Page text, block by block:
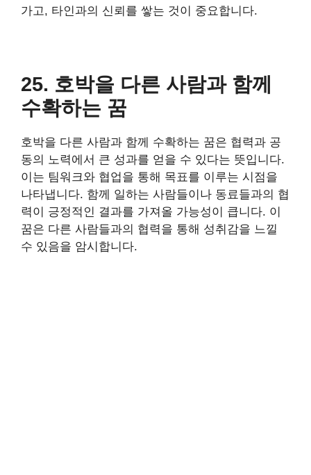
가고, 타인과의 신뢰를 쌓는 것이 중요합니다.
25. 호박을 다른 사람과 함께
수확하는 꿈
호박을 다른 사람과 함께 수확하는 꿈은 협력과 공
동의 노력에서 큰 성과를 얻을 수 있다는 뜻입니다.
이는 팀워크와 협업을 통해 목표를 이루는 시점을
나타냅니다. 함께 일하는 사람들이나 동료들과의 협
력이 긍정적인 결과를 가져올 가능성이 큽니다. 이
꿈은 다른 사람들과의 협력을 통해 성취감을 느낄
수 있음을 암시합니다.